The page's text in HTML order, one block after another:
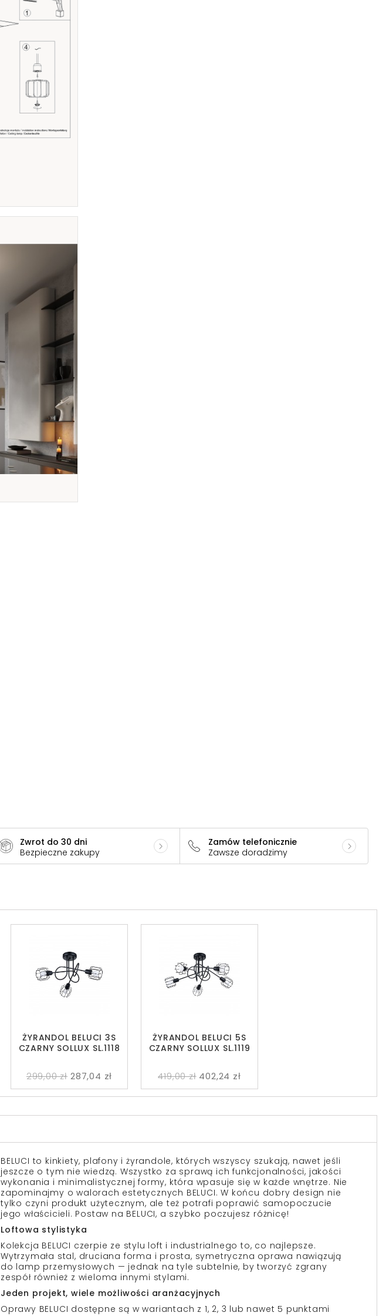
Zwrot do 30 dni
Bezpieczne zakupy
Zamów telefonicznie
Zawsze doradzimy
ŻYRANDOL BELUCI 3S
CZARNY SOLLUX SL.1118
299,00 zł 287,04 zł
ŻYRANDOL BELUCI 5S
CZARNY SOLLUX SL.1119
419,00 zł 402,24 zł
BELUCI to kinkiety, plafony i żyrandole, których wszyscy szukają, nawet jeśli
jeszcze o tym nie wiedzą. Wszystko za sprawą ich funkcjonalności, jakości
wykonania i minimalistycznej formy, która wpasuje się w każde wnętrze. Nie
zapominajmy o walorach estetycznych BELUCI. W końcu dobry design nie
tylko czyni produkt użytecznym, ale też potrafi poprawić samopoczucie
jego właścicieli. Postaw na BELUCI, a szybko poczujesz różnicę!
Loftowa stylistyka
Kolekcja BELUCI czerpie ze stylu loft i industrialnego to, co najlepsze.
Wytrzymała stal, druciana forma i prosta, symetryczna oprawa nawiązują
do lamp przemysłowych — jednak na tyle subtelnie, by tworzyć zgrany
zespół również z wieloma innymi stylami.
Jeden projekt, wiele możliwości aranżacyjnych
Oprawy BELUCI dostępne są w wariantach z 1, 2, 3 lub nawet 5 punktami